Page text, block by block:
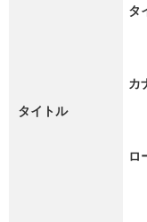
タイトル
タ
カ
ロ